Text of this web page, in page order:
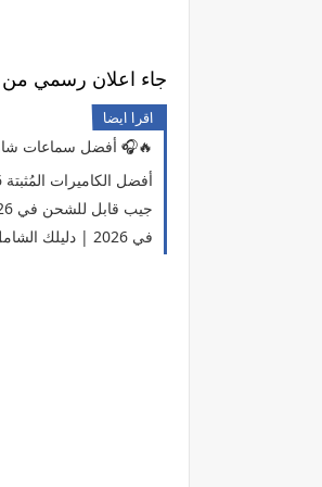
جاء اعلان رسمي من شركة
اقرا ايضا
أفضل سماعات شاومي 2026: جودة صوت احترافية بسعر اقتصادي 🎧🔥
أفضل الكاميرات المُثبتة 2026: دليل الفيديو الاحترافي بدون اهتزاز
أفضل 12 مصباح LED جيب قابل للشحن في 2026 | دليل الشراء الكامل
🏍️ أفضل 5 أجهزة إضاءة ليلية للدراجات على AliExpress في 2026 | دليلك الشامل للقيادة الآمنة